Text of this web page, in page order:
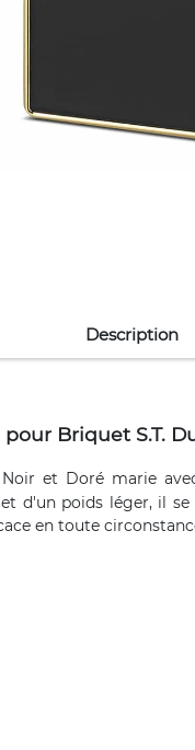
Description
Briquet S.T.
et Doré marie
d'un poids léger, il
en toute